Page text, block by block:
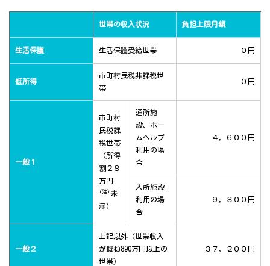
世帯の収入状況 負担上限月額
生活保護 生活保護受給世帯 ０円
低所得
市町村民税非課税世
帯
０円
一般１
市町村
民税課
税世帯
（所得
割２８
万円
(注) 未
満）
通所施
設、ホー
ムヘルプ
利用の場
合
４，６００円
入所施設
利用の場
合
９，３００円
一般２
上記以外（世帯収入
が概ね890万円以上の
世帯）
３７，２００円